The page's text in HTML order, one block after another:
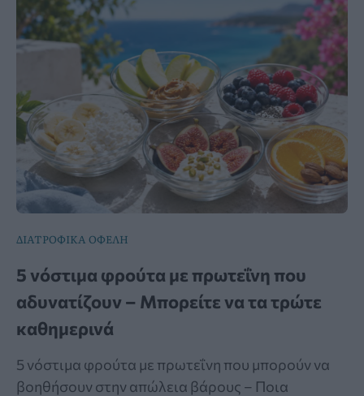
ΔΙΑΤΡΟΦΙΚΑ ΟΦΕΛΗ
5 νόστιμα φρούτα με πρωτεΐνη που
αδυνατίζουν – Μπορείτε να τα τρώτε
καθημερινά
5 νόστιμα φρούτα με πρωτεΐνη που μπορούν να
βοηθήσουν στην απώλεια βάρους – Ποια